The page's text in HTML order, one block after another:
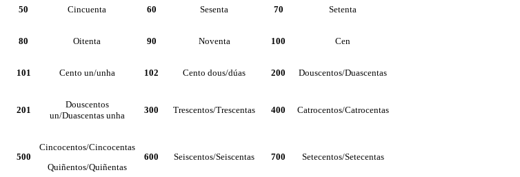
50 Cincuenta 60 Sesenta 70 Setenta
80 Oitenta 90 Noventa 100 Cen
101 Cento un/unha 102 Cento dous/dúas 200 Douscentos/Duascentas
201
Douscentos
un/Duascentas unha
300 Trescentos/Trescentas 400 Catrocentos/Catrocentas
500
Cincocentos/Cincocentas
Quiñentos/Quiñentas
600 Seiscentos/Seiscentas 700 Setecentos/Setecentas